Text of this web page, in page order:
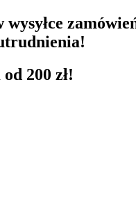
200 zł!